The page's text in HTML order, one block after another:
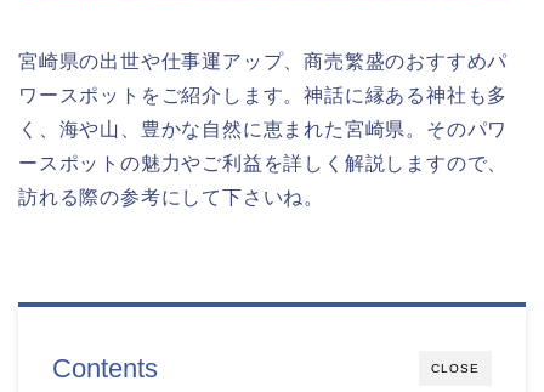
宮崎県の出世や仕事運アップ、商売繁盛のおすすめパ
ワースポットをご紹介します。神話に縁ある神社も多
く、海や山、豊かな自然に恵まれた宮崎県。そのパワ
ースポットの魅力やご利益を詳しく解説しますので、
訪れる際の参考にして下さいね。
CLOSE
Contents